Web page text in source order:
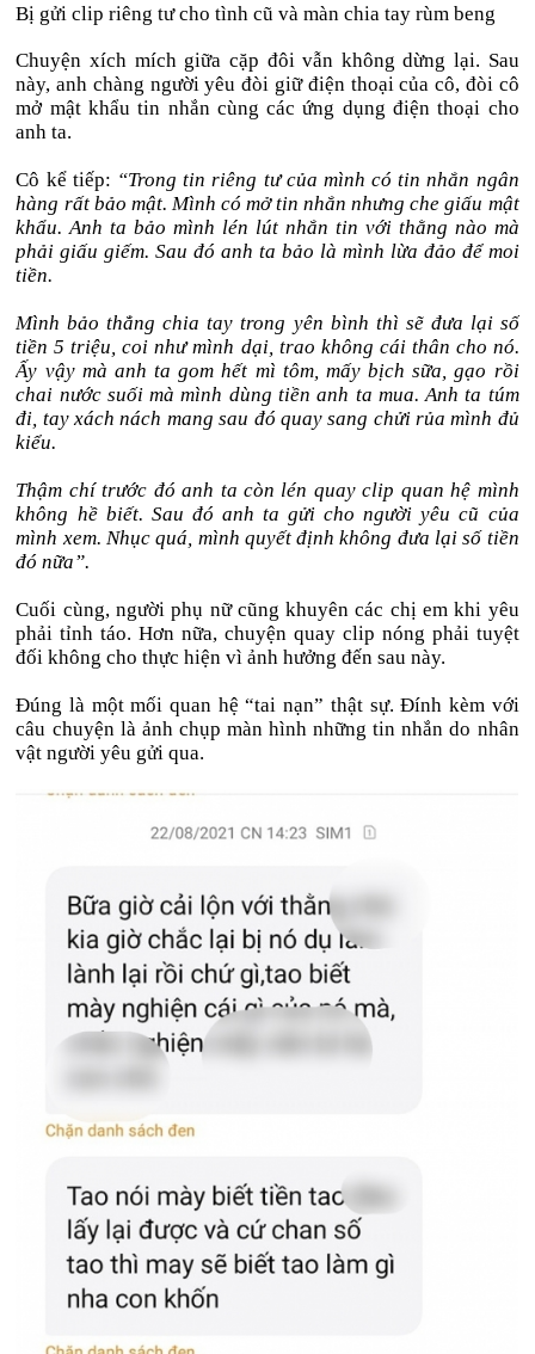
Bị gửi clip riêng tư cho tình cũ và màn chia tay rùm beng
Chuyện xích mích giữa cặp đôi vẫn không dừng lại. Sau
này, anh chàng người yêu đòi giữ điện thoại của cô, đòi cô
mở mật khẩu tin nhắn cùng các ứng dụng điện thoại cho
anh ta.
Cô kể tiếp: “Trong tin riêng tư của mình có tin nhắn ngân
hàng rất bảo mật. Mình có mở tin nhắn nhưng che giấu mật
khẩu. Anh ta bảo mình lén lút nhắn tin với thằng nào mà
phải giấu giếm. Sau đó anh ta bảo là mình lừa đảo để moi
tiền.
Mình bảo thẳng chia tay trong yên bình thì sẽ đưa lại số
tiền 5 triệu, coi như mình dại, trao không cái thân cho nó.
Ấy vậy mà anh ta gom hết mì tôm, mấy bịch sữa, gạo rồi
chai nước suối mà mình dùng tiền anh ta mua. Anh ta túm
đi, tay xách nách mang sau đó quay sang chửi rủa mình đủ
kiểu.
Thậm chí trước đó anh ta còn lén quay clip quan hệ mình
không hề biết. Sau đó anh ta gửi cho người yêu cũ của
mình xem. Nhục quá, mình quyết định không đưa lại số tiền
đó nữa”.
Cuối cùng, người phụ nữ cũng khuyên các chị em khi yêu
phải tỉnh táo. Hơn nữa, chuyện quay clip nóng phải tuyệt
đối không cho thực hiện vì ảnh hưởng đến sau này.
Đúng là một mối quan hệ “tai nạn” thật sự. Đính kèm với
câu chuyện là ảnh chụp màn hình những tin nhắn do nhân
vật người yêu gửi qua.